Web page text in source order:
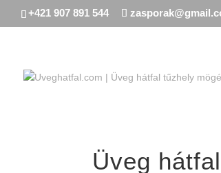
+421 907 891 544
Üveg